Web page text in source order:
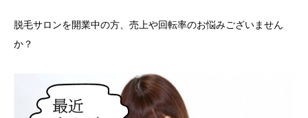
脱毛サロンを開業中の方、売上や回転率のお悩みございません
か？